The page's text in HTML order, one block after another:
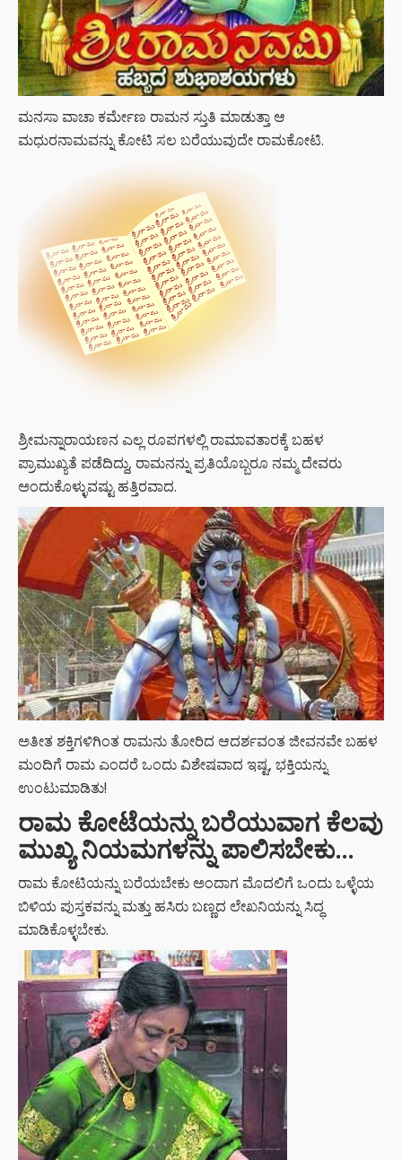
ಮನಸಾ ವಾಚಾ ಕರ್ಮೇಣ ರಾಮನ ಸ್ತುತಿ ಮಾಡುತ್ತಾ ಆ
ಮಧುರನಾಮವನ್ನು ಕೋಟಿ ಸಲ ಬರೆಯುವುದೇ ರಾಮಕೋಟಿ.
ಶ್ರೀಮನ್ನಾರಾಯಣನ ಎಲ್ಲ ರೂಪಗಳಲ್ಲಿ ರಾಮಾವತಾರಕ್ಕೆ ಬಹಳ
ಪ್ರಾಮುಖ್ಯತೆ ಪಡೆದಿದ್ದು, ರಾಮನನ್ನು ಪ್ರತಿಯೊಬ್ಬರೂ ನಮ್ಮ ದೇವರು
ಅಂದುಕೊಳ್ಳುವಷ್ಟು ಹತ್ತಿರವಾದ.
ಅತೀತ ಶಕ್ತಿಗಳಿಗಿಂತ ರಾಮನು ತೋರಿದ ಆದರ್ಶವಂತ ಜೀವನವೇ ಬಹಳ
ಮಂದಿಗೆ ರಾಮ ಎಂದರೆ ಒಂದು ವಿಶೇಷವಾದ ಇಷ್ಟ, ಭಕ್ತಿಯನ್ನು
ಉಂಟುಮಾಡಿತು!
ರಾಮ ಕೋಟೆಯನ್ನು ಬರೆಯುವಾಗ ಕೆಲವು
ಮುಖ್ಯ ನಿಯಮಗಳನ್ನು ಪಾಲಿಸಬೇಕು…
ರಾಮ ಕೋಟಿಯನ್ನು ಬರೆಯಬೇಕು ಅಂದಾಗ ಮೊದಲಿಗೆ ಒಂದು ಒಳ್ಳೆಯ
ಬಿಳಿಯ ಪುಸ್ತಕವನ್ನು ಮತ್ತು ಹಸಿರು ಬಣ್ಣದ ಲೇಖನಿಯನ್ನು ಸಿದ್ಧ
ಮಾಡಿಕೊಳ್ಳಬೇಕು.